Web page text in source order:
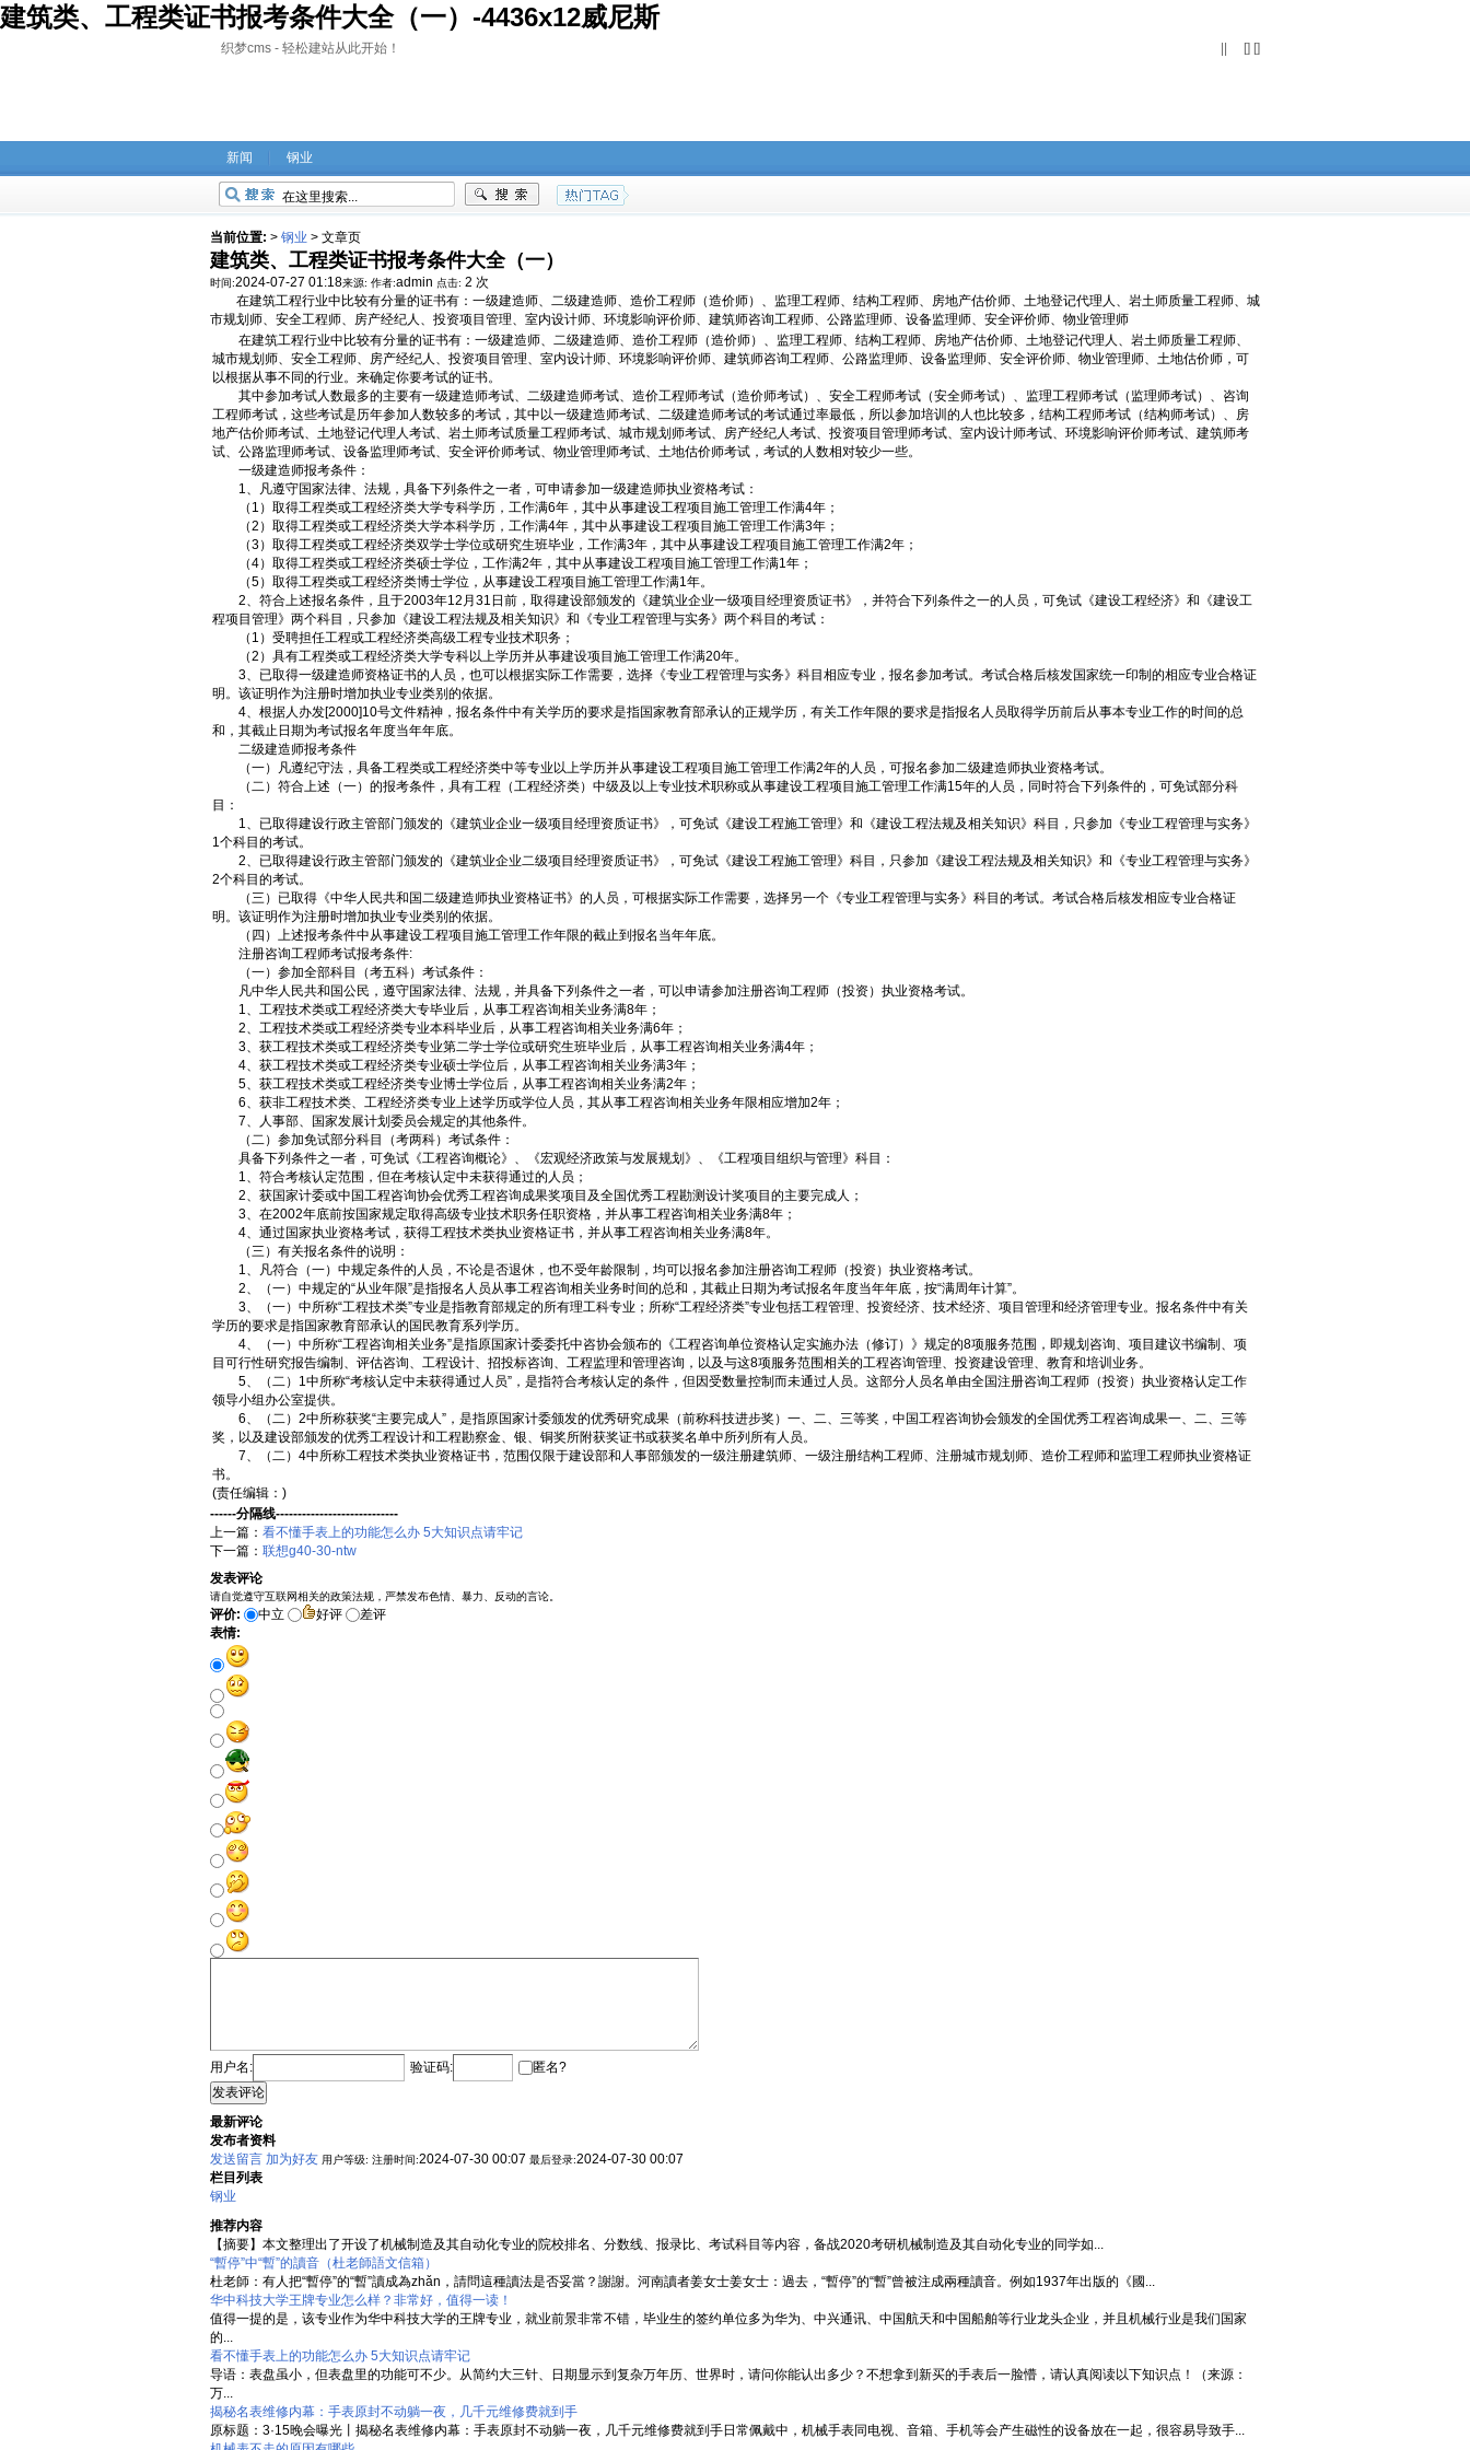
建筑类、工程类证书报考条件大全（一）-4436x12威尼斯
织梦cms - 轻松建站从此开始！ [] []
新闻 钢业
当前位置: > 钢业 > 文章页
建筑类、工程类证书报考条件大全（一）
时间:2024-07-27 01:18来源: 作者:admin 点击: 2 次
在建筑工程行业中比较有分量的证书有：一级建造师、二级建造师、造价工程师（造价师）、监理工程师、结构工程师、房地产估价师、土地登记代理人、岩土师质量工程师、城
市规划师、安全工程师、房产经纪人、投资项目管理、室内设计师、环境影响评价师、建筑师咨询工程师、公路监理师、设备监理师、安全评价师、物业管理师
在建筑工程行业中比较有分量的证书有：一级建造师、二级建造师、造价工程师（造价师）、监理工程师、结构工程师、房地产估价师、土地登记代理人、岩土师质量工程师、
城市规划师、安全工程师、房产经纪人、投资项目管理、室内设计师、环境影响评价师、建筑师咨询工程师、公路监理师、设备监理师、安全评价师、物业管理师、土地估价师，可
以根据从事不同的行业。来确定你要考试的证书。
其中参加考试人数最多的主要有一级建造师考试、二级建造师考试、造价工程师考试（造价师考试）、安全工程师考试（安全师考试）、监理工程师考试（监理师考试）、咨询
工程师考试，这些考试是历年参加人数较多的考试，其中以一级建造师考试、二级建造师考试的考试通过率最低，所以参加培训的人也比较多，结构工程师考试（结构师考试）、房
地产估价师考试、土地登记代理人考试、岩土师考试质量工程师考试、城市规划师考试、房产经纪人考试、投资项目管理师考试、室内设计师考试、环境影响评价师考试、建筑师考
试、公路监理师考试、设备监理师考试、安全评价师考试、物业管理师考试、土地估价师考试，考试的人数相对较少一些。
一级建造师报考条件：
1、凡遵守国家法律、法规，具备下列条件之一者，可申请参加一级建造师执业资格考试：
（1）取得工程类或工程经济类大学专科学历，工作满6年，其中从事建设工程项目施工管理工作满4年；
（2）取得工程类或工程经济类大学本科学历，工作满4年，其中从事建设工程项目施工管理工作满3年；
（3）取得工程类或工程经济类双学士学位或研究生班毕业，工作满3年，其中从事建设工程项目施工管理工作满2年；
（4）取得工程类或工程经济类硕士学位，工作满2年，其中从事建设工程项目施工管理工作满1年；
（5）取得工程类或工程经济类博士学位，从事建设工程项目施工管理工作满1年。
2、符合上述报名条件，且于2003年12月31日前，取得建设部颁发的《建筑业企业一级项目经理资质证书》，并符合下列条件之一的人员，可免试《建设工程经济》和《建设工
程项目管理》两个科目，只参加《建设工程法规及相关知识》和《专业工程管理与实务》两个科目的考试：
（1）受聘担任工程或工程经济类高级工程专业技术职务；
（2）具有工程类或工程经济类大学专科以上学历并从事建设项目施工管理工作满20年。
3、已取得一级建造师资格证书的人员，也可以根据实际工作需要，选择《专业工程管理与实务》科目相应专业，报名参加考试。考试合格后核发国家统一印制的相应专业合格证
明。该证明作为注册时增加执业专业类别的依据。
4、根据人办发[2000]10号文件精神，报名条件中有关学历的要求是指国家教育部承认的正规学历，有关工作年限的要求是指报名人员取得学历前后从事本专业工作的时间的总
和，其截止日期为考试报名年度当年年底。
二级建造师报考条件
（一）凡遵纪守法，具备工程类或工程经济类中等专业以上学历并从事建设工程项目施工管理工作满2年的人员，可报名参加二级建造师执业资格考试。
（二）符合上述（一）的报考条件，具有工程（工程经济类）中级及以上专业技术职称或从事建设工程项目施工管理工作满15年的人员，同时符合下列条件的，可免试部分科
目：
1、已取得建设行政主管部门颁发的《建筑业企业一级项目经理资质证书》，可免试《建设工程施工管理》和《建设工程法规及相关知识》科目，只参加《专业工程管理与实务》
1个科目的考试。
2、已取得建设行政主管部门颁发的《建筑业企业二级项目经理资质证书》，可免试《建设工程施工管理》科目，只参加《建设工程法规及相关知识》和《专业工程管理与实务》
2个科目的考试。
（三）已取得《中华人民共和国二级建造师执业资格证书》的人员，可根据实际工作需要，选择另一个《专业工程管理与实务》科目的考试。考试合格后核发相应专业合格证
明。该证明作为注册时增加执业专业类别的依据。
（四）上述报考条件中从事建设工程项目施工管理工作年限的截止到报名当年年底。
注册咨询工程师考试报考条件:
（一）参加全部科目（考五科）考试条件：
凡中华人民共和国公民，遵守国家法律、法规，并具备下列条件之一者，可以申请参加注册咨询工程师（投资）执业资格考试。
1、工程技术类或工程经济类大专毕业后，从事工程咨询相关业务满8年；
2、工程技术类或工程经济类专业本科毕业后，从事工程咨询相关业务满6年；
3、获工程技术类或工程经济类专业第二学士学位或研究生班毕业后，从事工程咨询相关业务满4年；
4、获工程技术类或工程经济类专业硕士学位后，从事工程咨询相关业务满3年；
5、获工程技术类或工程经济类专业博士学位后，从事工程咨询相关业务满2年；
6、获非工程技术类、工程经济类专业上述学历或学位人员，其从事工程咨询相关业务年限相应增加2年；
7、人事部、国家发展计划委员会规定的其他条件。
（二）参加免试部分科目（考两科）考试条件：
具备下列条件之一者，可免试《工程咨询概论》、《宏观经济政策与发展规划》、《工程项目组织与管理》科目：
1、符合考核认定范围，但在考核认定中未获得通过的人员；
2、获国家计委或中国工程咨询协会优秀工程咨询成果奖项目及全国优秀工程勘测设计奖项目的主要完成人；
3、在2002年底前按国家规定取得高级专业技术职务任职资格，并从事工程咨询相关业务满8年；
4、通过国家执业资格考试，获得工程技术类执业资格证书，并从事工程咨询相关业务满8年。
（三）有关报名条件的说明：
1、凡符合（一）中规定条件的人员，不论是否退休，也不受年龄限制，均可以报名参加注册咨询工程师（投资）执业资格考试。
2、（一）中规定的“从业年限”是指报名人员从事工程咨询相关业务时间的总和，其截止日期为考试报名年度当年年底，按“满周年计算”。
3、（一）中所称“工程技术类”专业是指教育部规定的所有理工科专业；所称“工程经济类”专业包括工程管理、投资经济、技术经济、项目管理和经济管理专业。报名条件中有关
学历的要求是指国家教育部承认的国民教育系列学历。
4、（一）中所称“工程咨询相关业务”是指原国家计委委托中咨协会颁布的《工程咨询单位资格认定实施办法（修订）》规定的8项服务范围，即规划咨询、项目建议书编制、项
目可行性研究报告编制、评估咨询、工程设计、招投标咨询、工程监理和管理咨询，以及与这8项服务范围相关的工程咨询管理、投资建设管理、教育和培训业务。
5、（二）1中所称“考核认定中未获得通过人员”，是指符合考核认定的条件，但因受数量控制而未通过人员。这部分人员名单由全国注册咨询工程师（投资）执业资格认定工作
领导小组办公室提供。
6、（二）2中所称获奖“主要完成人”，是指原国家计委颁发的优秀研究成果（前称科技进步奖）一、二、三等奖，中国工程咨询协会颁发的全国优秀工程咨询成果一、二、三等
奖，以及建设部颁发的优秀工程设计和工程勘察金、银、铜奖所附获奖证书或获奖名单中所列所有人员。
7、（二）4中所称工程技术类执业资格证书，范围仅限于建设部和人事部颁发的一级注册建筑师、一级注册结构工程师、注册城市规划师、造价工程师和监理工程师执业资格证
书。
(责任编辑：)
------分隔线----------------------------
上一篇： 看不懂手表上的功能怎么办 5大知识点请牢记
下一篇： 联想g40-30-ntw
发表评论
请自觉遵守互联网相关的政策法规，严禁发布色情、暴力、反动的言论。
评价: 中立 好评
差评
表情:
用户名: 验证码:
匿名?
发表评论
最新评论
发布者资料
发送留言 加为好友 用户等级: 注册时间:2024-07-30 00:07 最后登录:2024-07-30 00:07
栏目列表
钢业
推荐内容
【摘要】本文整理出了开设了机械制造及其自动化专业的院校排名、分数线、报录比、考试科目等内容，备战2020考研机械制造及其自动化专业的同学如...
“暫停”中“暫”的讀音（杜老師語文信箱）
杜老師：有人把“暫停”的“暫”讀成為zhǎn，請問這種讀法是否妥當？謝謝。河南讀者姜女士姜女士：過去，“暫停”的“暫”曾被注成兩種讀音。例如1937年出版的《國...
华中科技大学王牌专业怎么样？非常好，值得一读！
值得一提的是，该专业作为华中科技大学的王牌专业，就业前景非常不错，毕业生的签约单位多为华为、中兴通讯、中国航天和中国船舶等行业龙头企业，并且机械行业是我们国家
的...
看不懂手表上的功能怎么办 5大知识点请牢记
导语：表盘虽小，但表盘里的功能可不少。从简约大三针、日期显示到复杂万年历、世界时，请问你能认出多少？不想拿到新买的手表后一脸懵，请认真阅读以下知识点！（来源：
万...
揭秘名表维修内幕：手表原封不动躺一夜，几千元维修费就到手
原标题：3·15晚会曝光丨揭秘名表维修内幕：手表原封不动躺一夜，几千元维修费就到手日常佩戴中，机械手表同电视、音箱、手机等会产生磁性的设备放在一起，很容易导致手...